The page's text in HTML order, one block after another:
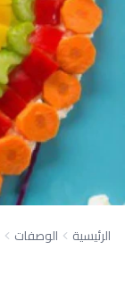
الرئيسية الوصفات